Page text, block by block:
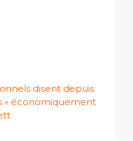
disent depuis
« économiquement